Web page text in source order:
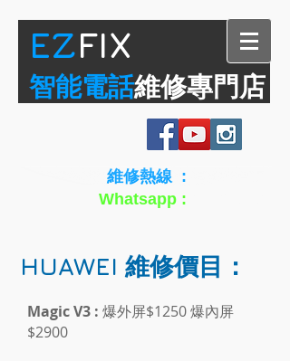
​EZFIX
智能電話維修專門店
維修熱線 :
Whatsapp :
HUAWEI 維修價目：
Magic V3 : 爆外屏$1250 爆內屏
$2900